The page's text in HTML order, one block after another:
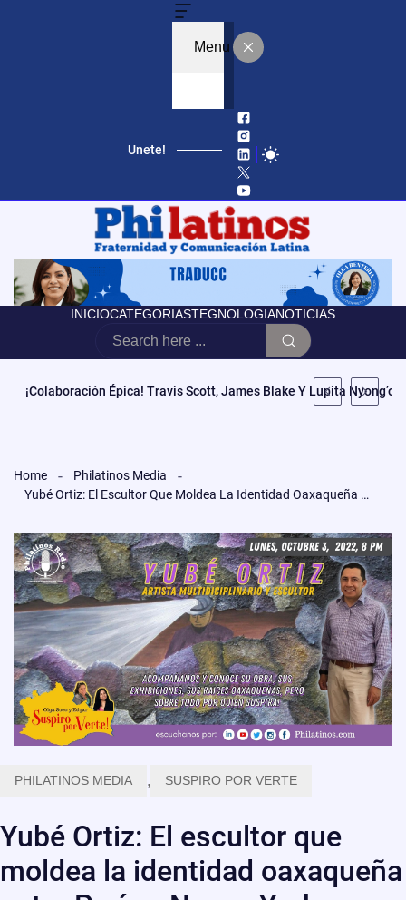
Menu
Unete!
INICIOCATEGORIASTEGNOLOGIANOTICIAS
Educación, Autonomía Y Poder Cívico: El Modelo De CCATE Que
Home
Philatinos Media
Yubé Ortiz: El Escultor Que Moldea La Identidad Oaxaqueña Entre París Y Nueva York
PHILATINOS MEDIA , SUSPIRO POR VERTE
Yubé Ortiz: El escultor que
moldea la identidad oaxaqueña